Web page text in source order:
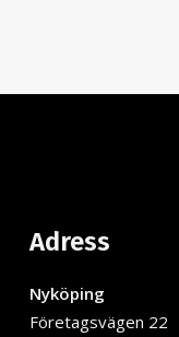
Adress
Nyköping
Företagsvägen 22